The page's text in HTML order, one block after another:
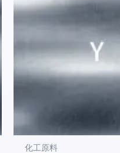
化工原料